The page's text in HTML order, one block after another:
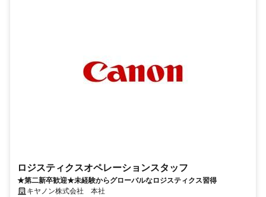
ロジスティクスオペレーションスタッフ
★第二新卒歓迎★未経験からグローバルなロジスティクス習得
キヤノン株式会社 本社